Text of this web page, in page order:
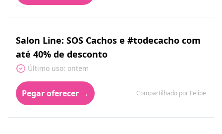
Salon Line: SOS Cachos e #todecacho com
até 40% de desconto
Último uso: ontem
Pegar oferecer → Compartilhado por Felipe